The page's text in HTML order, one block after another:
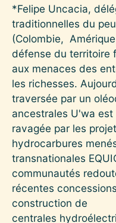
*Felipe Uncacia,
traditionnelles du
(Colombie,
défense du territoire
aux menaces des
les richesses.
traversée par un
ancestrales U'wa est
ravagée par les
hydrocarbures
transnationales
communautés
récentes
construction de
centrales